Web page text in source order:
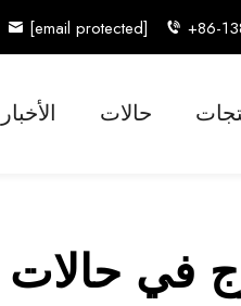
+86-
[email protected]
حالات الأخبار
في